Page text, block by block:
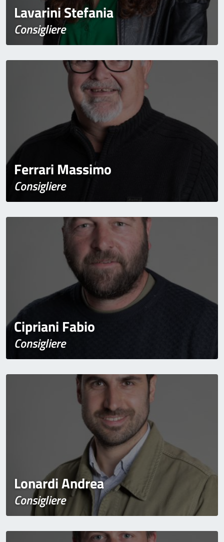
Lavarini Stefania
Consigliere
Ferrari Massimo
Consigliere
Cipriani Fabio
Consigliere
Lonardi Andrea
Consigliere